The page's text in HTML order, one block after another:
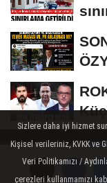
Sizlere daha iyi hizmet
Kişisel verileriniz, KVKK ve
Veri Politikamızı /
çerezleri kullanmamızı